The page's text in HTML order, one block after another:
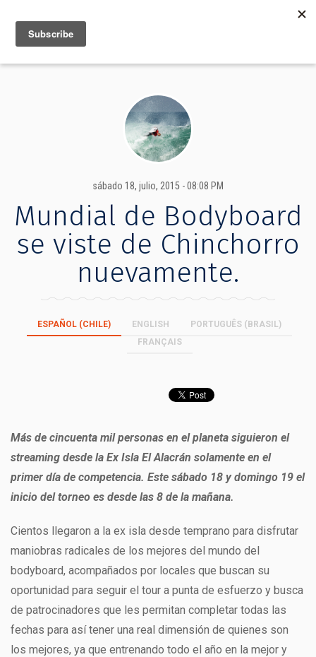
MENU
sábado 18, julio, 2015 - 08:08 PM
Mundial de Bodyboard
se viste de Chinchorro
nuevamente.
ESPAÑOL (CHILE) ENGLISH
PORTUGUÊS (BRASIL)
FRANÇAIS
Más de cincuenta mil personas en el planeta siguieron el
streaming desde la Ex Isla El Alacrán solamente en el
primer día de competencia. Este sábado 18 y domingo 19 el
inicio del torneo es desde las 8 de la mañana.
Cientos llegaron a la ex isla desde temprano para disfrutar
maniobras radicales de los mejores del mundo del
bodyboard, acompañados por locales que buscan su
oportunidad para seguir el tour a punta de esfuerzo y busca
de patrocinadores que les permitan completar todas las
fechas para así tener una real dimensión de quienes son
los mejores, ya que entrenando todo el año en la mejor y